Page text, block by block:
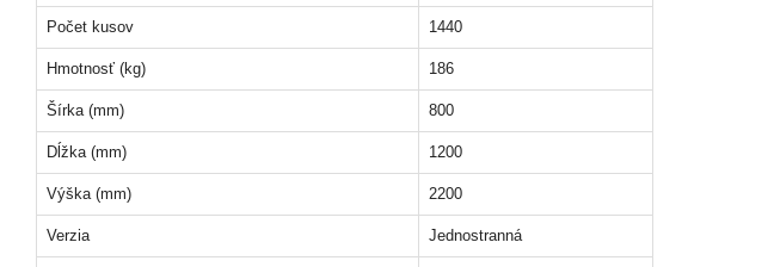
Počet kusov 1440
Hmotnosť (kg) 186
Šírka (mm) 800
Dĺžka (mm) 1200
Výška (mm) 2200
Verzia Jednostranná